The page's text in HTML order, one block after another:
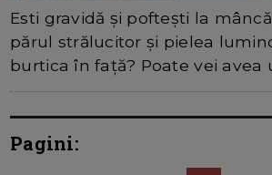
Esti gravidă și poftești la
părul strălucitor și pielea
burtica în față? Poate vei avea
Pagini: